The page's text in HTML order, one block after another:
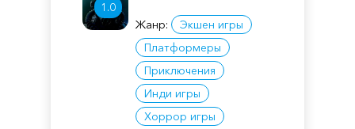
1.0
Жанр:
Экшен игры
Платформеры
Приключения
Инди игры
Хоррор игры